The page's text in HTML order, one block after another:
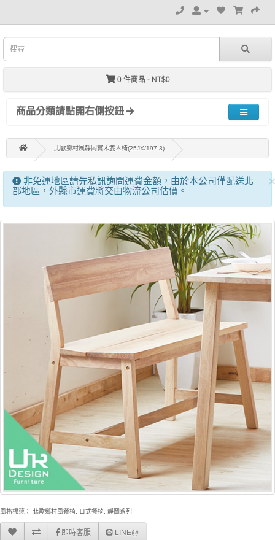
0 件商品 - NT$0
商品分類請點開右側按鈕
北歐鄉村風靜岡實木雙人椅(25JX/197-3)
×
非免運地區請先私訊詢問運費金額，由於本公司僅配送北
部地區，外縣市運費將交由物流公司估價。
風格標籤： 北歐鄉村風餐椅 日式餐椅 靜岡系列
即時客服 LINE@